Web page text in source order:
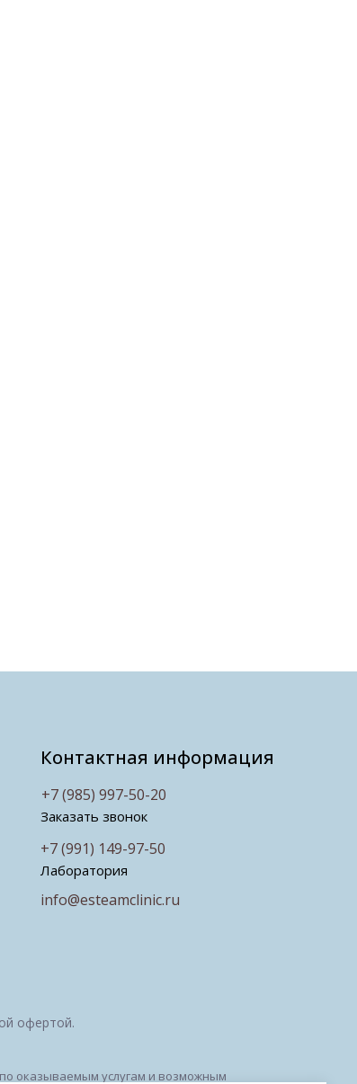
Контактная информация
Заказать звонок
Лаборатория
info@esteamclinic.ru
+7 (991) 149-97-50
+7 (985) 997-50-20
офертой.
оказываемым услугам и возможным